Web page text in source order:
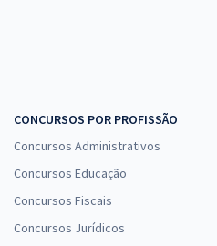
CONCURSOS POR PROFISSÃO
Concursos Administrativos
Concursos Educação
Concursos Fiscais
Concursos Jurídicos